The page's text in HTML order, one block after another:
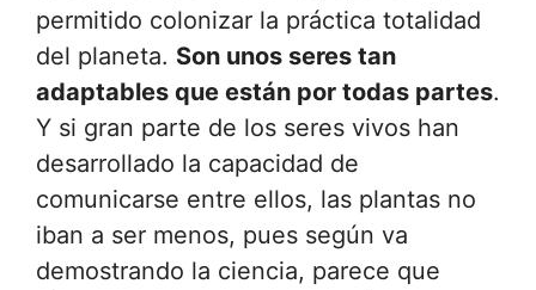
permitido colonizar la práctica totalidad
del planeta. Son unos seres tan
adaptables que están por todas partes.
Y si gran parte de los seres vivos han
desarrollado la capacidad de
comunicarse entre ellos, las plantas no
iban a ser menos, pues según va
demostrando la ciencia, parece que